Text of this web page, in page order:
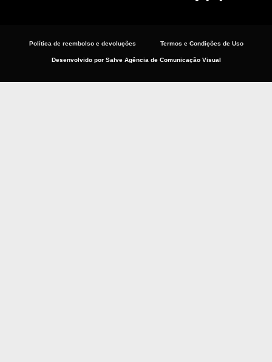
Política de reembolso e devoluções Termos e Condições de Uso
Desenvolvido por Salve Agência de Comunicação Visual